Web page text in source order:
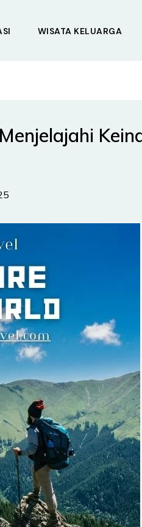
WISATA KELUARGA